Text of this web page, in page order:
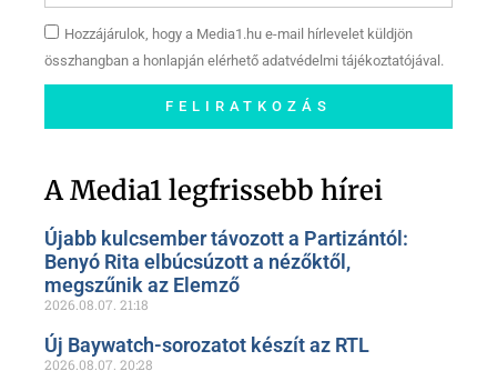
Hozzájárulok, hogy a Media1.hu e-mail hírlevelet küldjön
összhangban a honlapján elérhető adatvédelmi tájékoztatójával.
FELIRATKOZÁS
oldalunkon!
A Media1 legfrissebb hírei
Újabb kulcsember távozott a Partizántól:
Benyó Rita elbúcsúzott a nézőktől,
megszűnik az Elemző
2026.08.07. 21:18
Új Baywatch-sorozatot készít az RTL
2026.08.07. 20:28